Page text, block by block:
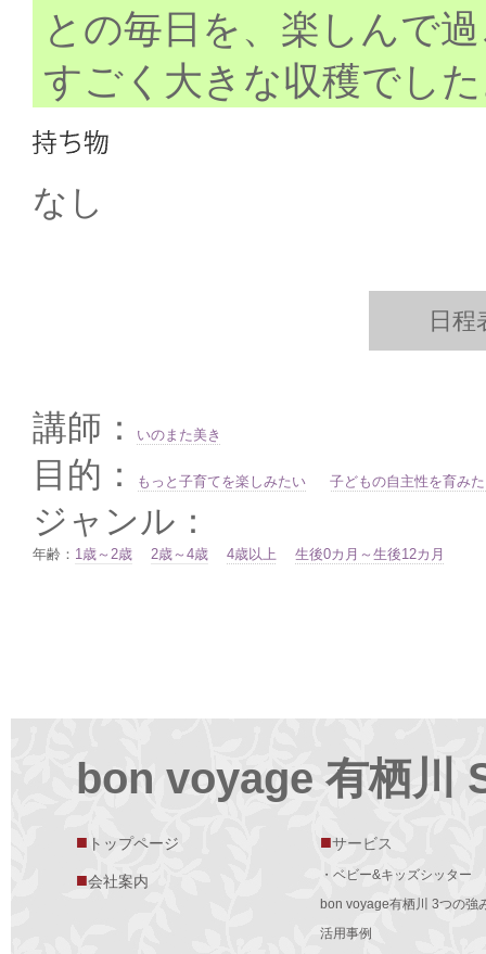
との毎日を、楽しんで
すごく大きな収穫でし
なし
日程
講師： いのまた美き
目的： もっと子育てを楽しみたい 子どもの自主性を育み
ジャンル：
年齢： 1歳～2歳 2歳～4歳 4歳以上 生後0カ月～生後12カ月
bon voyage 有栖川
■ トップページ
■会社案内
■サービス
・ベビー&キッズシッター
bon voyage有栖川 3つの強
活用事例